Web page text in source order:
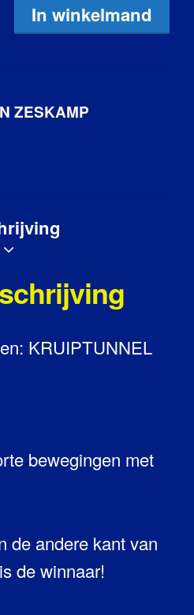
In winkelmand
ZESKAMP
KRUIPTUNNEL
bewegingen met
de andere kant van
de winnaar!